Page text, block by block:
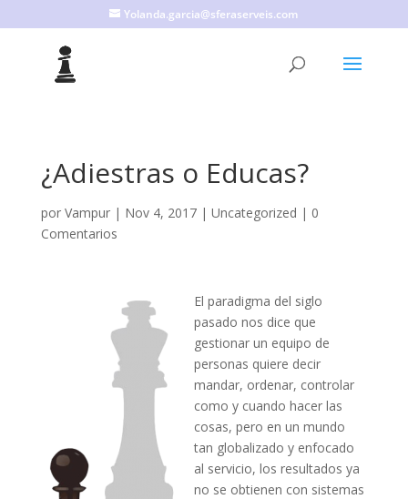
Yolanda.garcia@sferaserveis.com
¿Adiestras o Educas?
por Vampur| Nov 4, 2017| Uncategorized | 0
Comentarios
El paradigma del siglo
pasado nos dice que
gestionar un equipo de
personas quiere decir
mandar, ordenar, controlar
como y cuando hacer las
cosas, pero en un mundo
tan globalizado y enfocado
al servicio, los resultados ya
no se obtienen con sistemas